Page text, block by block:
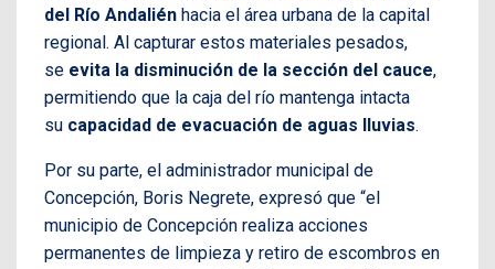
del Río Andalién hacia el área urbana de la capital
regional. Al capturar estos materiales pesados,
se evita la disminución de la sección del cauce,
permitiendo que la caja del río mantenga intacta
su capacidad de evacuación de aguas lluvias.
Por su parte, el administrador municipal de
Concepción, Boris Negrete, expresó que “el
municipio de Concepción realiza acciones
permanentes de limpieza y retiro de escombros en